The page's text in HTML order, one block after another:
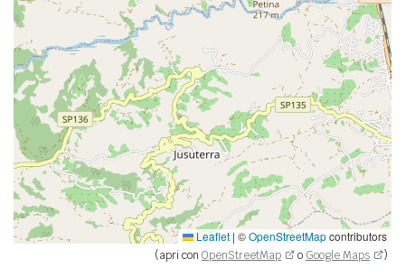
Leaflet | ©OpenStreetMapcontributors
(apri con OpenStreetMap o Google Maps )